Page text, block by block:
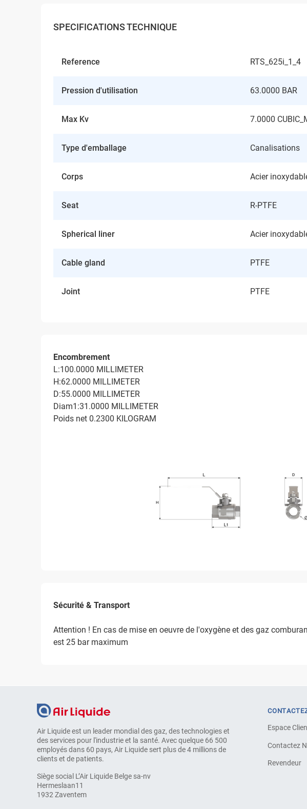
SPECIFICATIONS TECHNIQUE
Reference RTS_625i_1_4
Pression d'utilisation 63.0000 BAR
Max Kv 7.0000
Type d'emballage Canalisations
Corps Acier
Seat R-PTFE
Spherical liner Acier
Cable gland PTFE
Joint PTFE
Encombrement
L:100.0000 MILLIMETER
H:62.0000 MILLIMETER
D:55.0000 MILLIMETER
Diam1:31.0000 MILLIMETER
Poids net 0.2300 KILOGRAM
Sécurité & Transport
Attention ! En cas de mise en oeuvre de l'oxygène et des gaz
est 25 bar maximum
Air Liquide est un leader mondial des gaz, des technologies et
des services pour l'industrie et la santé. Avec quelque 66 500
employés dans 60 pays, Air Liquide sert plus de 4 millions de
clients et de patients.
Siège social L’Air Liquide Belge sa-nv
Hermeslaan11
1932 Zaventem
Espace
Contactez
Revendeur